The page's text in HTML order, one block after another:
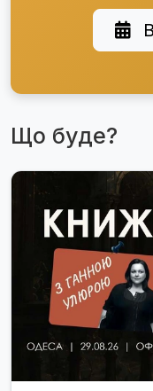
Що буде?